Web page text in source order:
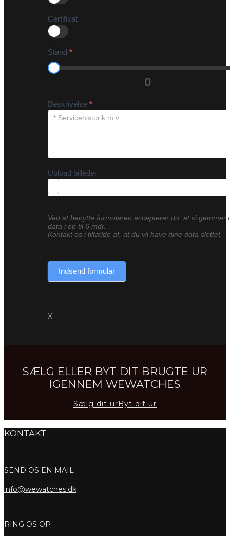
Certifikat
Stand *
0
Beskrivelse *
Upload billeder
Ved at benytte formularen accepterer du, at vi gemmer
data i op til 6 mdr.
Kontakt os i tilfælde af, at du vil have dine data slettet.
Indsend formular
X
SÆLG ELLER BYT DIT BRUGTE UR
IGENNEM WEWATCHES
Sælg dit urByt dit ur
KONTAKT
SEND OS EN MAIL
info@wewatches.dk
RING OS OP